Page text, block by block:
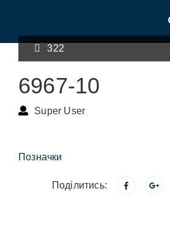
322
6967-10
Super User
Позначки
Поділитись: